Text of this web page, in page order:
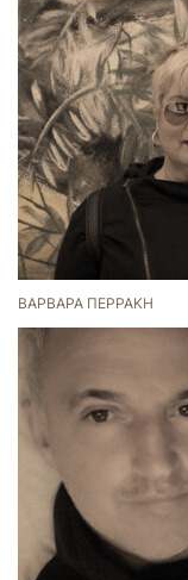
ΒΑΡΒΆΡΑ ΠΕΡΡΆΚΗ